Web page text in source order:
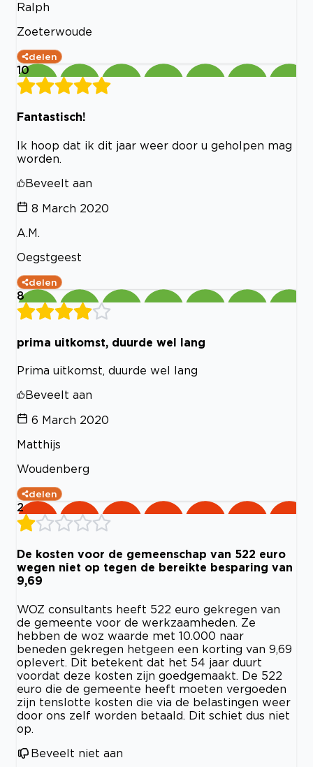
Ralph
Zoeterwoude
delen
10
Fantastisch!
Ik hoop dat ik dit jaar weer door u geholpen mag
worden.
Beveelt aan
8 March 2020
A.M.
Oegstgeest
delen
8
prima uitkomst, duurde wel lang
Prima uitkomst, duurde wel lang
Beveelt aan
6 March 2020
Matthijs
Woudenberg
delen
2
De kosten voor de gemeenschap van 522 euro
wegen niet op tegen de bereikte besparing van
9,69
WOZ consultants heeft 522 euro gekregen van
de gemeente voor de werkzaamheden. Ze
hebben de woz waarde met 10.000 naar
beneden gekregen hetgeen een korting van 9,69
oplevert. Dit betekent dat het 54 jaar duurt
voordat deze kosten zijn goedgemaakt. De 522
euro die de gemeente heeft moeten vergoeden
zijn tenslotte kosten die via de belastingen weer
door ons zelf worden betaald. Dit schiet dus niet
op.
Beveelt niet aan